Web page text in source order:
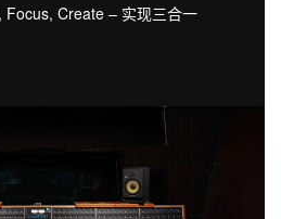
Focus, Create – 实现三合一